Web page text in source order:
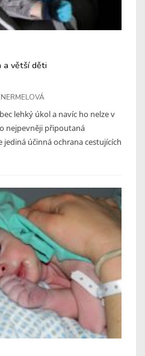
a větší děti
lehký úkol a navíc ho nelze v
nejpevněji připoutaná
účinná ochrana cestujících